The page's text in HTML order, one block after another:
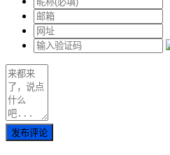
发布评论